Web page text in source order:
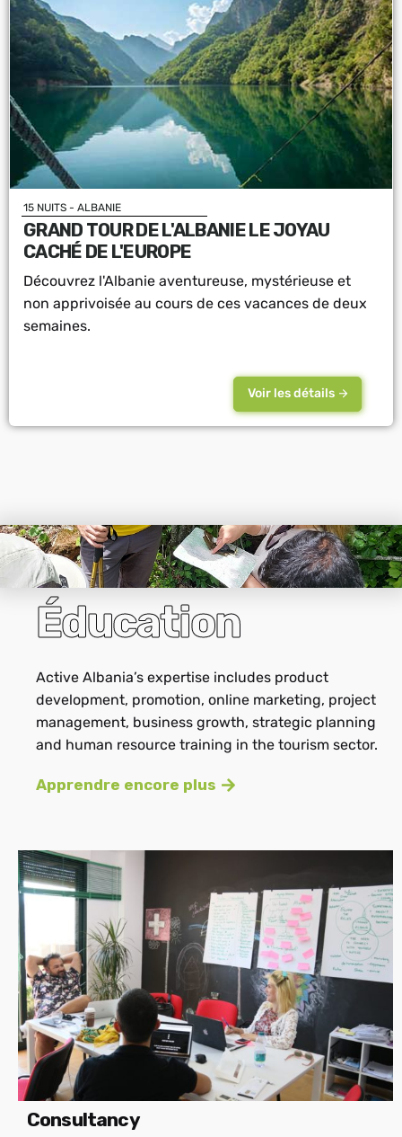
15 NUITS - ALBANIE
GRAND TOUR DE L'ALBANIE LE JOYAU
CACHÉ DE L'EUROPE
Découvrez l'Albanie aventureuse, mystérieuse et
non apprivoisée au cours de ces vacances de deux
semaines.
Voir les détails
Éducation
Active Albania’s expertise includes product
development, promotion, online marketing, project
management, business growth, strategic planning
and human resource training in the tourism sector.
Apprendre encore plus
Consultancy